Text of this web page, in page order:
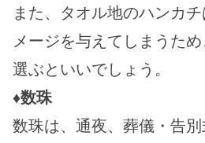
また、タオル地のハンカ
メージを与えてしまうた
選ぶといいでしょう。
♦数珠
数珠は、通夜、葬儀・告